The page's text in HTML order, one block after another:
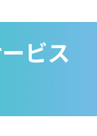
ビス